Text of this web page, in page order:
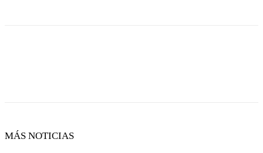
MÁS NOTICIAS